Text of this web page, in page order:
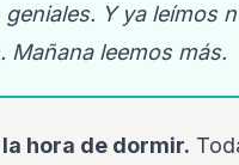
Y ya leímos
Mañana leemos más.
hora de dormir.